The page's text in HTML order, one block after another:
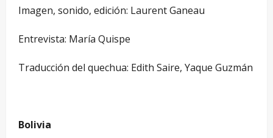
Imagen, sonido, edición: Laurent Ganeau
Entrevista: María Quispe
Traducción del quechua: Edith Saire, Yaque Guzmán
Bolivia